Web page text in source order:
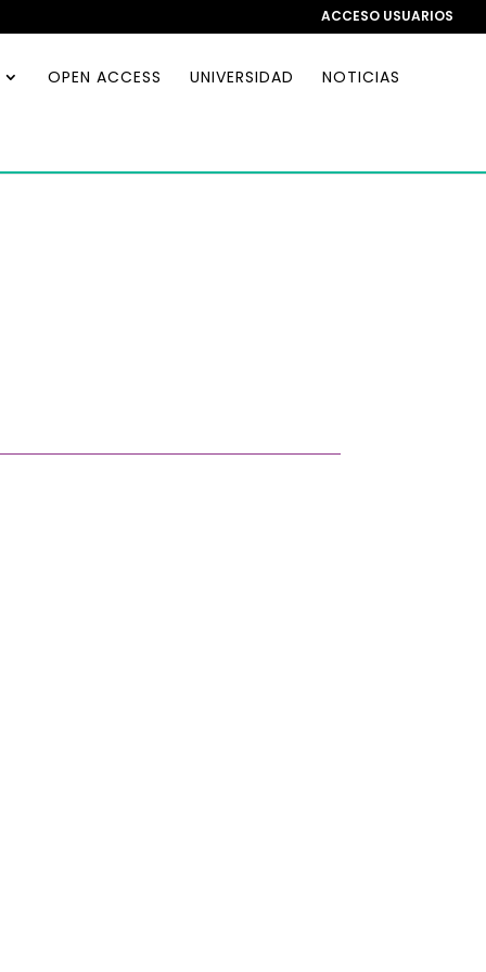
ACCESO USUARIOS
OPEN ACCESS UNIVERSIDAD NOTICIAS